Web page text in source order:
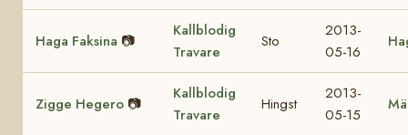
Haga Faksina 📷
Kallblodig
Travare
Sto
2013-
05-16
Zigge Hegero 📷
Kallblodig
Travare
Hingst
2013-
05-15